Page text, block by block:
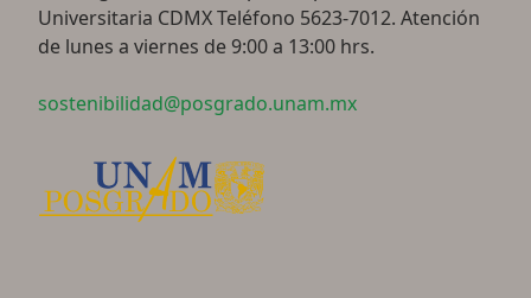
Universitaria CDMX Teléfono 5623-7012. Atención
de lunes a viernes de 9:00 a 13:00 hrs.
sostenibilidad@posgrado.unam.mx